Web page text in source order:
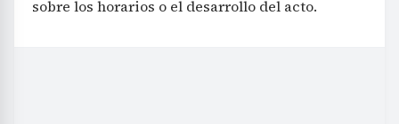
sobre los horarios o el desarrollo del acto.